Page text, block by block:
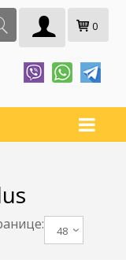
0
48